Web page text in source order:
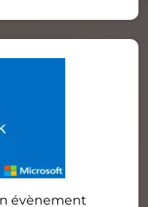
évènement